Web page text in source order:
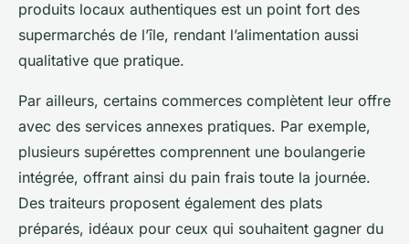
produits locaux authentiques est un point fort des
supermarchés de l’île, rendant l’alimentation aussi
qualitative que pratique.
Par ailleurs, certains commerces complètent leur offre
avec des services annexes pratiques. Par exemple,
plusieurs supérettes comprennent une boulangerie
intégrée, offrant ainsi du pain frais toute la journée.
Des traiteurs proposent également des plats
préparés, idéaux pour ceux qui souhaitent gagner du